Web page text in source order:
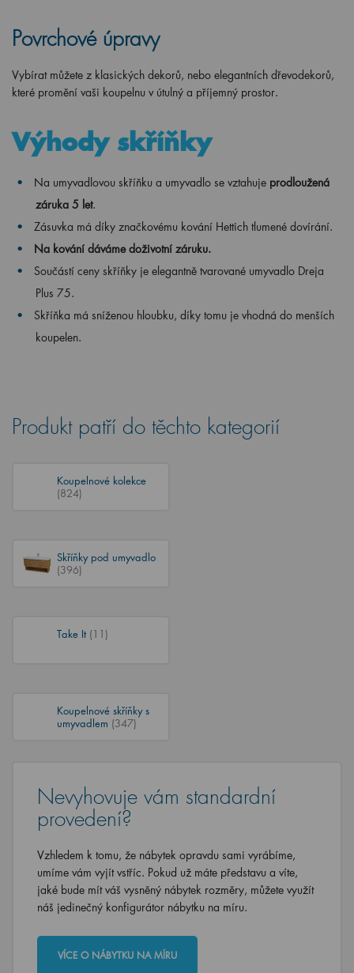
Povrchové úpravy
Vybírat můžete z klasických dekorů, nebo elegantních dřevodekorů,
které promění vaši koupelnu v útulný a příjemný prostor.
Výhody skříňky
Na umyvadlovou skříňku a umyvadlo se vztahuje prodloužená
záruka 5 let.
Zásuvka má díky značkovému kování Hettich tlumené dovírání.
Na kování dáváme doživotní záruku.
Součástí ceny skříňky je elegantně tvarované umyvadlo Dreja
Plus 75.
Skříňka má sníženou hloubku, díky tomu je vhodná do menších
koupelen.
Produkt patří do těchto kategorií
Koupelnové kolekce
(824)
Skříňky pod umyvadlo
(396)
Take It (11)
Koupelnové skříňky s
umyvadlem (347)
Nevyhovuje vám standardní
provedení?
Vzhledem k tomu, že nábytek opravdu sami vyrábíme,
umíme vám vyjít vstříc. Pokud už máte představu a víte,
jaké bude mít váš vysněný nábytek rozměry, můžete využít
náš jedinečný konfigurátor nábytku na míru.
VÍCE O NÁBYTKU NA MÍRU